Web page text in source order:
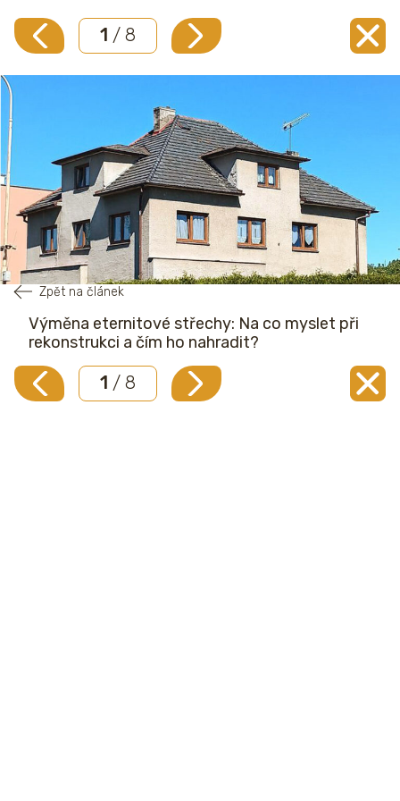
1 / 8
Zpět na článek
Výměna eternitové střechy: Na co myslet při
rekonstrukci a čím ho nahradit?
1 / 8